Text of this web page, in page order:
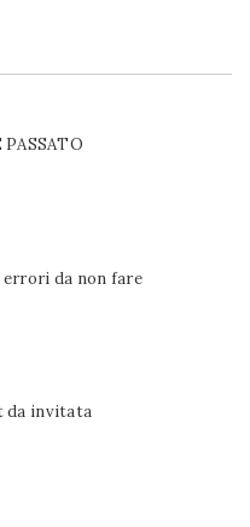
errori da non fare
da invitata